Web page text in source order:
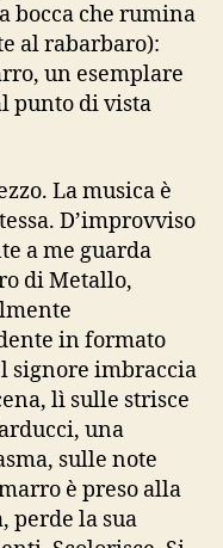
bocca che rumina
al rabarbaro):
un esemplare
punto di vista
La musica è
D’improvviso
a me guarda
di Metallo,
in formato
signore imbraccia
lì sulle strisce
una
sulle note
è preso alla
perde la sua